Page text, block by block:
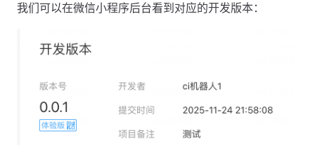
我们可以在微信小程序后台看到对应的开发版本：